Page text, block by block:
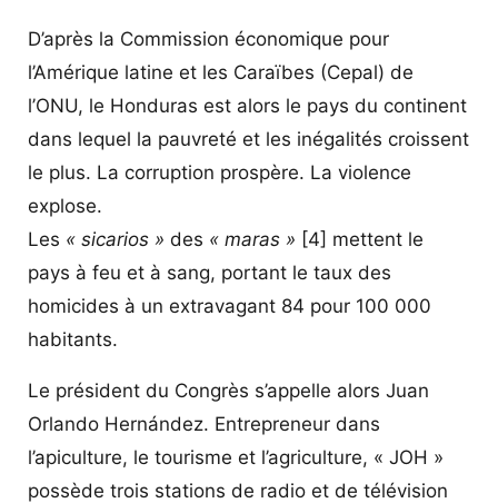
D’après la Commission économique pour
l’Amérique latine et les Caraïbes (Cepal) de
l’ONU, le Honduras est alors le pays du continent
dans lequel la pauvreté et les inégalités croissent
le plus. La corruption prospère. La violence
explose.
Les « sicarios » des « maras » [4] mettent le
pays à feu et à sang, portant le taux des
homicides à un extravagant 84 pour 100 000
habitants.
Le président du Congrès s’appelle alors Juan
Orlando Hernández. Entrepreneur dans
l’apiculture, le tourisme et l’agriculture, « JOH »
possède trois stations de radio et de télévision